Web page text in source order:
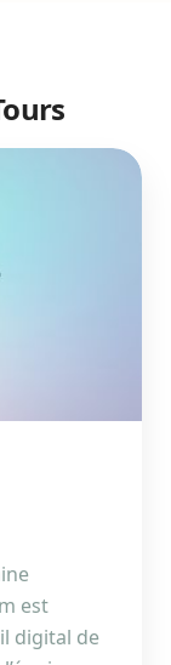
est
digital de